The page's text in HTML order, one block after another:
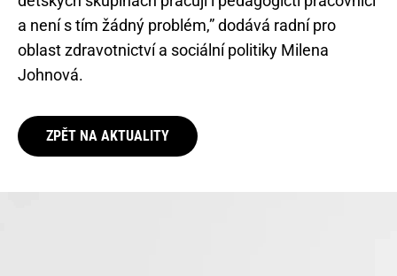
a není s tím žádný problém,” dodává radní pro
oblast zdravotnictví a sociální politiky Milena
Johnová.
ZPĚT NA AKTUALITY